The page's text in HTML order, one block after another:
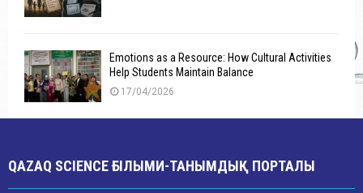
Emotions as a Resource: How Cultural Activities
Help Students Maintain Balance
17/04/2026
QAZAQ SCIENCE ҒЫЛЫМИ-ТАНЫМДЫҚ ПОРТАЛЫ